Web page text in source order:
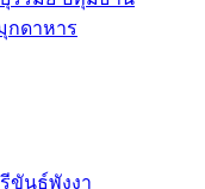
กดาหาร
ขันธ์พังงา